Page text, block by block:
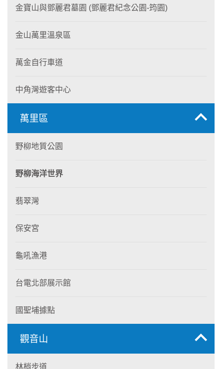
金寶山與鄧麗君墓園 (鄧麗君紀念公園-筠園)
金山萬里溫泉區
萬金自行車道
中角灣遊客中心
萬里區
野柳地質公園
野柳海洋世界
翡翠灣
保安宮
龜吼漁港
台電北部展示館
國聖埔據點
觀音山
林梢步道